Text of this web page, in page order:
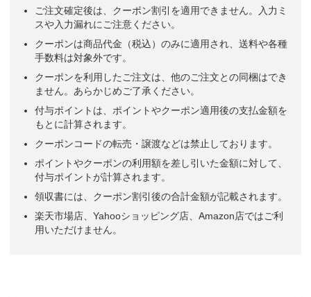
ご注文確定後は、クーポン割引を適用できません。入力ミ
スや入力漏れにご注意ください。
クーポンは商品代金（税込）のみに適用され、送料や各種
手数料は対象外です。
クーポンを利用したご注文は、他のご注文との同梱はでき
ません。あらかじめご了承ください。
付与ポイントは、ポイントやクーポン適用後の支払金額を
もとに計算されます。
クーポンコードの転売・譲渡などは禁止しております。
ポイントやクーポンの利用額を差し引いた金額に対して、
付与ポイントが計算されます。
領収書には、クーポン割引後の合計金額が記載されます。
楽天市場店、Yahooショッピング店、Amazon店ではご利
用いただけません。